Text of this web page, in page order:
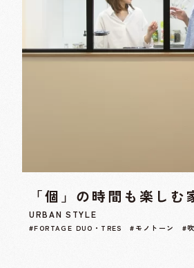
「個」の時間も楽しむ
URBAN STYLE
#FORTAGE DUO・TRES #モノトーン #